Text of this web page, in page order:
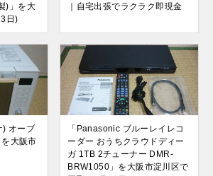
)」を大
日)
｜自宅出張でラクラク即現金
) オーブ
大阪市
「Panasonic ブルーレイレコ
ーダー おうちクラウドディー
ガ 1TB 2チューナー DMR-
BRW1050」を大阪市淀川区で